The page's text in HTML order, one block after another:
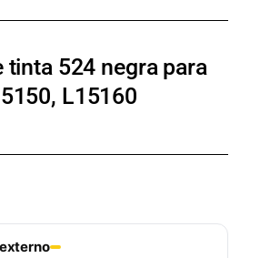
tinta 524 negra para
L15160